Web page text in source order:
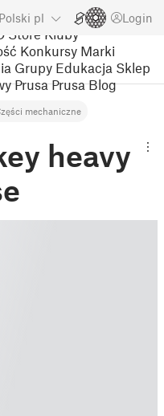
Polski pl Login
Store Kluby
Konkursy Marki
Grupy Edukacja Sklep
Prusa Prusa Blog
mechaniczne
heavy